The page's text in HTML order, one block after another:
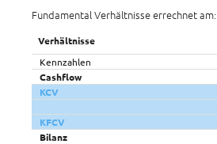
Fundamental Verhältnisse errechnet am:
Verhältnisse
Kennzahlen
Cashflow
KCV
KFCV
Bilanz